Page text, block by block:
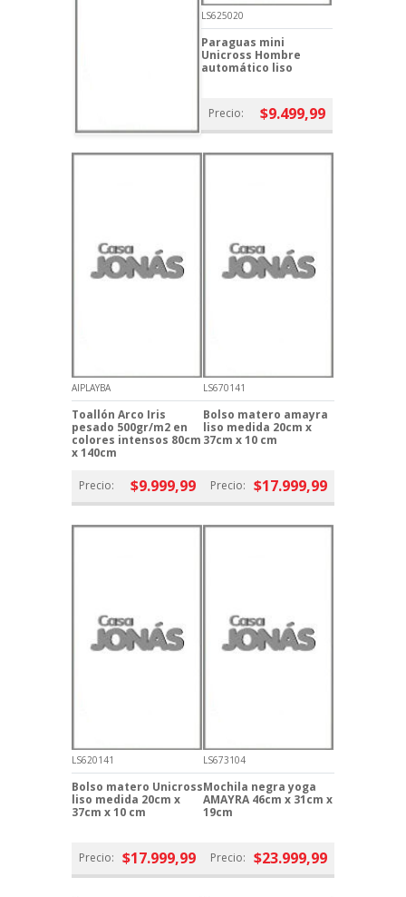
LS625020
Paraguas mini
Unicross Hombre
automático liso
Precio: $9.499,99
AIPLAYBA
Toallón Arco Iris
pesado 500gr/m2 en
colores intensos 80cm
x 140cm
Precio: $9.999,99
LS670141
Bolso matero amayra
liso medida 20cm x
37cm x 10 cm
Precio: $17.999,99
LS620141
Bolso matero Unicross
liso medida 20cm x
37cm x 10 cm
Precio: $17.999,99
LS673104
Mochila negra yoga
AMAYRA 46cm x 31cm x
19cm
Precio: $23.999,99